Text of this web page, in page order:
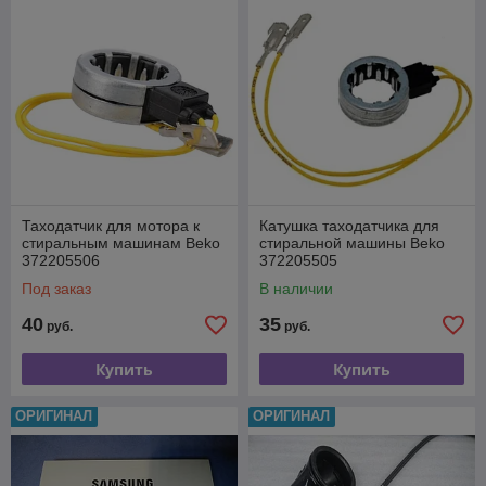
Таходатчик для мотора к
стиральным машинам Beko
372205506
Под заказ
40 руб.
Купить
Катушка таходатчика для
стиральной машины Beko
372205505
В наличии
35 руб.
Купить
ОРИГИНАЛ ОРИГИНАЛ